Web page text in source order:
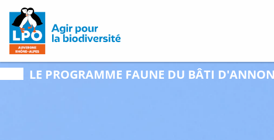
LE PROGRAMME FAUNE DU BÂTI